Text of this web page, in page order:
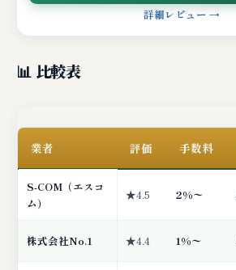
詳細レビュー →
📊 比較表
業者 評価 手数料
S-COM（エスコ
ム）
★4.5 2%〜
株式会社No.1 ★4.4 1%〜